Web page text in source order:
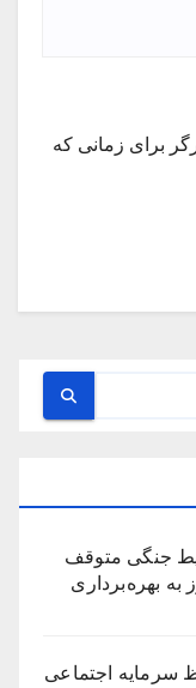
برای زمانی که
جنگی متوقف
از ۷ همت پروژه در ۱۶۰ روز به بهره‌برداری
سرمایه اجتماعی